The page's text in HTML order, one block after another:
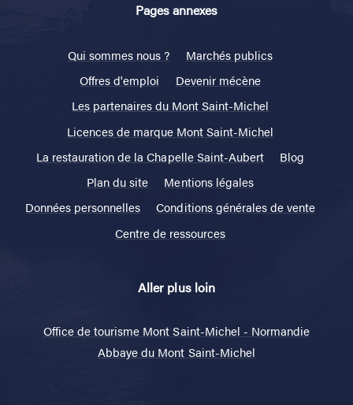
Pages annexes
Qui sommes nous ?
Marchés publics
Offres d'emploi
Devenir mécène
Les partenaires du Mont Saint-Michel
Licences de marque Mont Saint-Michel
La restauration de la Chapelle Saint-Aubert
Blog
Plan du site
Mentions légales
Données personnelles
Conditions générales de vente
Centre de ressources
Aller plus loin
Office de tourisme Mont Saint-Michel - Normandie
Abbaye du Mont Saint-Michel